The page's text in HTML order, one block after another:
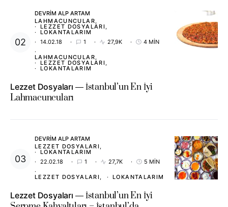
DEVRIM ALP ARTAM
LAHMACUNCULAR
LEZZET DOSYALARI
LOKANTALARIM
14.02.18
1 27,9K 4 MIN
LAHMACUNCULAR
LEZZET DOSYALARI
LOKANTALARIM
Lezzet Dosyaları
İstanbul’un En İyi
Lahmacuncuları
DEVRIM ALP ARTAM
LEZZET DOSYALARI
LOKANTALARIM
22.02.18
1 27,7K 5 MIN
LEZZET DOSYALARI LOKANTALARIM
Lezzet Dosyaları
İstanbul’un En İyi